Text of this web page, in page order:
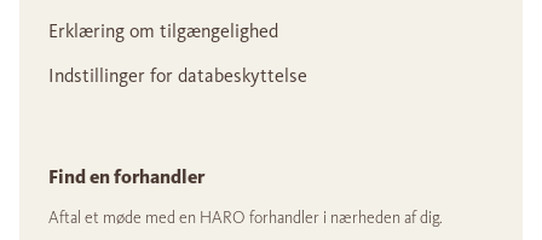
Erklæring om tilgængelighed
Indstillinger for databeskyttelse
Find en forhandler
Aftal et møde med en HARO forhandler i nærheden af dig.